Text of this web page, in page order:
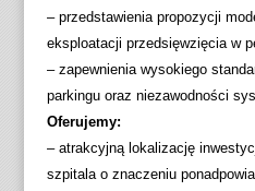
– przedstawienia propozycji
eksploatacji przedsięwzięcia w
– zapewnienia wysokiego
parkingu oraz niezawodności
Oferujemy:
– atrakcyjną lokalizację
szpitala o znaczeniu